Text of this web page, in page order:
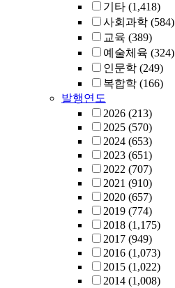
기타 (1,418)
사회과학 (584)
교육 (389)
예술체육 (324)
인문학 (249)
복합학 (166)
발행연도
2026 (213)
2025 (570)
2024 (653)
2023 (651)
2022 (707)
2021 (910)
2020 (657)
2019 (774)
2018 (1,175)
2017 (949)
2016 (1,073)
2015 (1,022)
2014 (1,008)